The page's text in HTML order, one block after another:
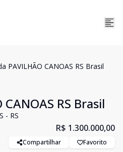
PAVILHÃO CANOAS RS Brasil
RS Brasil
- RS
R$ 1.300.000,00
Compartilhar Favorito